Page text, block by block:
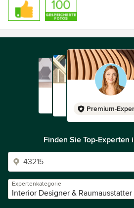
verspreche. Ihre Gaelle Mathieu-
Auszeichnungen:
Zertifikat für Innenarchitektur des
Innenarchitektur (staatlich
Autodesk Professionelles Master für
Visualisierung
Premium-
Finden Sie Top-Experten
Expertenkategorie
Interior Designer & Raumausstatter